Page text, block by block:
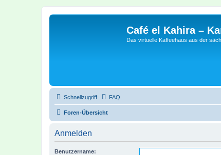
Café el Kahira –
Das virtuelle Kaffeehaus aus der
Schnellzugriff FAQ
Foren-Übersicht
Anmelden
Benutzername: